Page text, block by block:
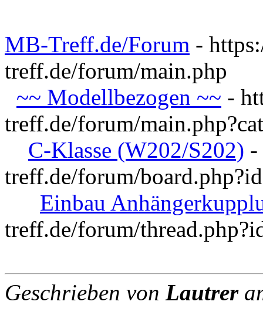
MB-Treff.de/Forum -
treff.de/forum/main.php
~~ Modellbezogen ~~ -
treff.de/forum/
C-Klasse (W202/S202) -
treff.de/forum/
Einbau
treff.de/forum/
Geschrieben von Lautrer